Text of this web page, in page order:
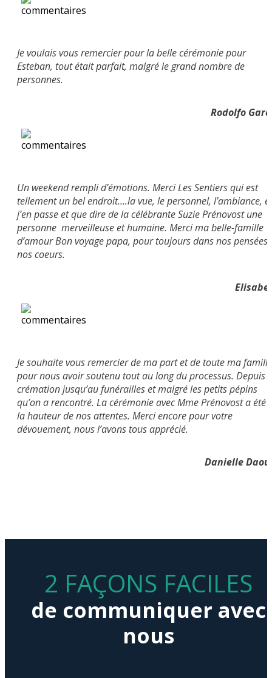
Je voulais vous remercier pour la belle cérémonie pour
Esteban, tout était parfait, malgré le grand nombre de
personnes.
Rodolfo
Un weekend rempli d’émotions. Merci Les Sentiers qui est
tellement un bel endroit….la vue, lepersonnel, l’ambiance, et
j’en passe et que dire de la célébrante Suzie Prénovost une
personne merveilleuse et humaine. Merci ma belle-famille
d’amour Bon voyage papa, pour toujours dans nos pensées
nos coeurs.
Je souhaite vous remercier de ma part et de toute ma famille
pour nous avoir soutenu tout au long du processus. Depuis
crémation jusqu’au funérailles et malgré les petits pépins
qu’on a rencontré. La cérémonie avec Mme Prénovost a été
la hauteur de nos attentes. Merci encore pour votre
dévouement, nous l’avons tous apprécié.
Danielle
2 FAÇONS FACILES
de communiquer avec
nous